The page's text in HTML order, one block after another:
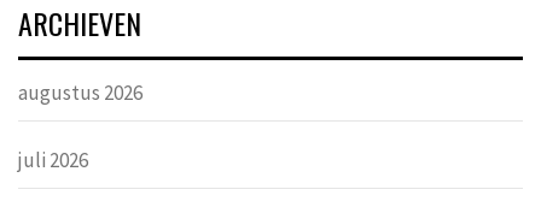
ARCHIEVEN
augustus 2026
juli 2026